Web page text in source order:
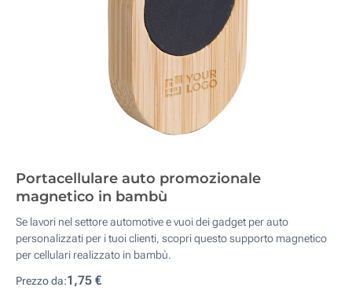
Portacellulare auto promozionale
magnetico in bambù
Se lavori nel settore automotive e vuoi dei gadget per auto
personalizzati per i tuoi clienti, scopri questo supporto magnetico
per cellulari realizzato in bambù.
Prezzo da:1,75 €